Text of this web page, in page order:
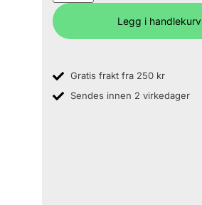
Legg i handlekurv
Gratis frakt fra 250 kr
Sendes innen 2 virkedager